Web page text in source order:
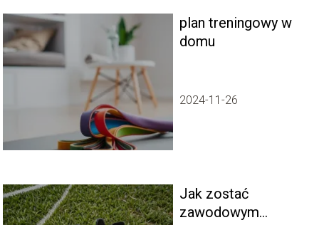
plan treningowy w
domu
2024-11-26
Jak zostać
zawodowym